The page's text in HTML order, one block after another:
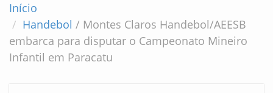
Início
Handebol / Montes Claros Handebol/AEESB
embarca para disputar o Campeonato Mineiro
Infantil em Paracatu